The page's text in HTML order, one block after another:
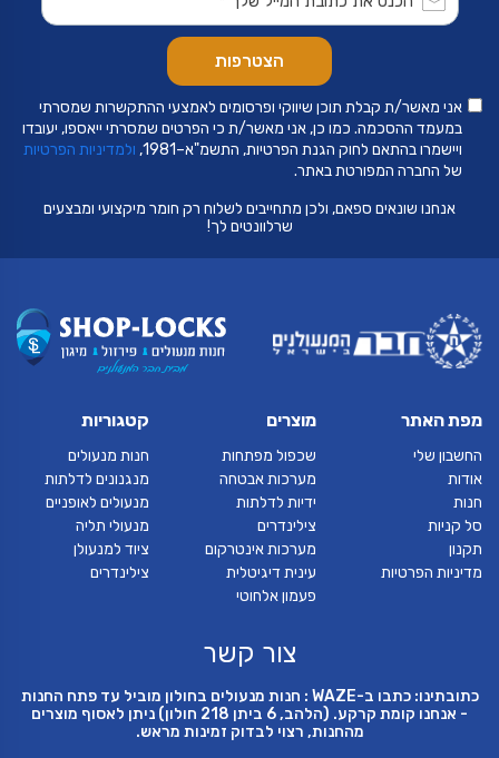
אני מאשר/ת קבלת תוכן שיווקי ופרסומים לאמצעי ההתקשרות שמסרתי
במעמד ההסכמה. כמו כן, אני מאשר/ת כי הפרטים שמסרתי ייאספו, יעובדו
ויישמרו בהתאם לחוק הגנת הפרטיות, התשמ"א–1981,
ולמדיניות הפרטיות
של החברה המפורטת באתר.
אנחנו שונאים ספאם, ולכן מתחייבים לשלוח רק חומר מיקצועי ומבצעים
שרלוונטים לך!
מפת האתר
החשבון שלי
אודות
חנות
סל קניות
תקנון
מדיניות הפרטיות
מוצרים
שכפול מפתחות
מערכות אבטחה
ידיות לדלתות
צילינדרים
מערכות אינטרקום
עינית דיגיטלית
פעמון אלחוטי
קטגוריות
חנות מנעולים
מנגנונים לדלתות
מנעולים לאופניים
מנעולי תליה
ציוד למנעולן
צילינדרים
צור קשר
כתובתינו: כתבו ב-WAZE : חנות מנעולים בחולון מוביל עד פתח החנות
- אנחנו קומת קרקע. (הלהב, 6 ביתן 218 חולון) ניתן לאסוף מוצרים
מהחנות, רצוי לבדוק זמינות מראש.